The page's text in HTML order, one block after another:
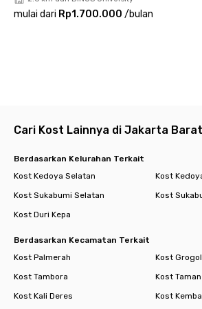
- Raffles International Christian School 1.3
- Binus Anggrek Campus 2.6 km
- Siloam Kebon Jeruk 2.1 km
Pusat Kuliner
- Sarang Oci 0.7 km
- Layar Seafood 1.9 km
- GRII Kebon Jeruk 1.2 km
- Masjid Jami Al-Anwar 2.1 km
Minimarket
mulai dari Rp1.700.000 /bulan
Cari Kost Lainnya di Jakarta Barat
Berdasarkan Kelurahan Terkait
Kost Kedoya Selatan
Kost
Kost Sukabumi Selatan
Kost
Kost Duri Kepa
Berdasarkan Kecamatan Terkait
Kost Palmerah
Kost
Kost Tambora
Kost
Kost Kali Deres
Kost